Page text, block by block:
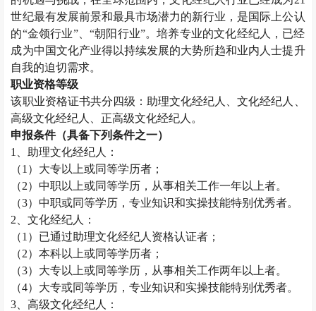
世纪最有发展前景和最具市场潜力的新行业，是国际上公认
的“金领行业”、“朝阳行业”。培养专业的文化经纪人，已经
成为中国文化产业得以持续发展的大势所趋和业内人士提升
自我的迫切需求。
职业资格等级
该职业资格证书共分四级：助理文化经纪人、文化经纪人、
高级文化经纪人、正高级文化经纪人。
申报条件（具备下列条件之一）
1
、助理文化经纪人：
（1 ）大专以上或同等学历者；
（2）中职以上或同等学历，从事相关工作一年以上者。
（3）中职或同等学历，专业知识和实操技能特别优秀者。
2 、文化经纪人：
（1 ）已通过助理文化经纪人资格认证者；
（2）本科以上或同等学历者；
（3）大专以上或同等学历，从事相关工作两年以上者。
（4）大专或同等学历，专业知识和实操技能特别优秀者。
3 、高级文化经纪人：